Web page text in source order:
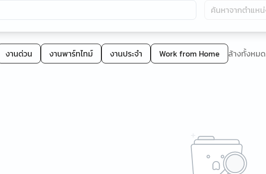
งานด่วน งานพาร์ทไทม์ งานประจำ Work from Home ล้างทั้งหมด